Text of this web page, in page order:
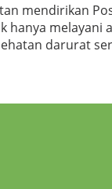
mendirikan
hanya melayani
darurat